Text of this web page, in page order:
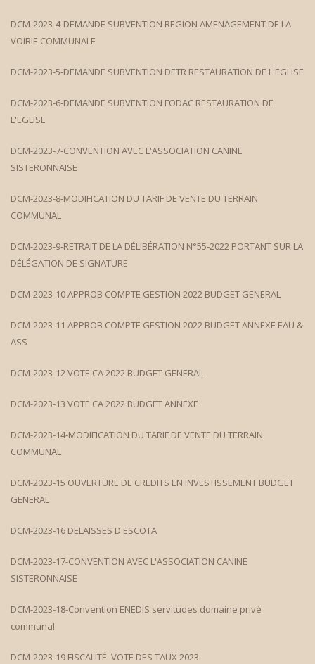
DCM-2023-4-DEMANDE SUBVENTION REGION AMENAGEMENT DE LA
VOIRIE COMMUNALE
DCM-2023-5-DEMANDE SUBVENTION DETR RESTAURATION DE L'EGLISE
DCM-2023-6-DEMANDE SUBVENTION FODAC RESTAURATION DE
L'EGLISE
DCM-2023-7-CONVENTION AVEC L'ASSOCIATION CANINE
SISTERONNAISE
DCM-2023-8-MODIFICATION DU TARIF DE VENTE DU TERRAIN
COMMUNAL
DCM-2023-9-RETRAIT DE LA DÉLIBÉRATION N°55-2022 PORTANT SUR LA
DÉLÉGATION DE SIGNATURE
DCM-2023-10 APPROB COMPTE GESTION 2022 BUDGET GENERAL
DCM-2023-11 APPROB COMPTE GESTION 2022 BUDGET ANNEXE EAU &
ASS
DCM-2023-12 VOTE CA 2022 BUDGET GENERAL
DCM-2023-13 VOTE CA 2022 BUDGET ANNEXE
DCM-2023-14-MODIFICATION DU TARIF DE VENTE DU TERRAIN
COMMUNAL
DCM-2023-15 OUVERTURE DE CREDITS EN INVESTISSEMENT BUDGET
GENERAL
DCM-2023-16 DELAISSES D'ESCOTA
DCM-2023-17-CONVENTION AVEC L'ASSOCIATION CANINE
SISTERONNAISE
DCM-2023-18-Convention ENEDIS servitudes domaine privé
communal
DCM-2023-19 FISCALITÉ VOTE DES TAUX 2023